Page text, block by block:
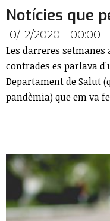
Notícies que
10/12/2020 - 00:00
Les darreres
contrades es parlava
Departament de Salut
pandèmia) que em va